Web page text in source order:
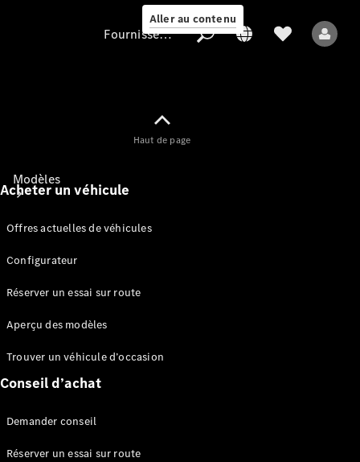
Aller au contenu
Modèles
Modèles électriques
Fournisseur / Protection des données
Haut de page
Acheter un véhicule
Offres actuelles de véhicules
Configurateur
Réserver un essai sur route
Aperçu des modèles
Trouver un véhicule d’occasion
Conseil d’achat
Demander conseil
Réserver un essai sur route